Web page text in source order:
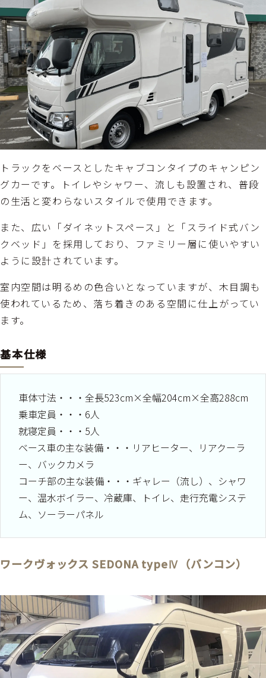
トラックをベースとしたキャブコンタイプのキャンピン
グカーです。トイレやシャワー、流しも設置され、普段
の生活と変わらないスタイルで使用できます。
また、広い「ダイネットスペース」と「スライド式バン
クベッド」を採用しており、ファミリー層に使いやすい
ように設計されています。
室内空間は明るめの色合いとなっていますが、木目調も
使われているため、落ち着きのある空間に仕上がってい
ます。
基本仕様
車体寸法・・・全長523cm×全幅204cm×全高288cm
乗車定員・・・6人
就寝定員・・・5人
ベース車の主な装備・・・リアヒーター、リアクーラ
ー、バックカメラ
コーチ部の主な装備・・・ギャレー（流し）、シャワ
ー、温水ボイラー、冷蔵庫、トイレ、走行充電システ
ム、ソーラーパネル
ワークヴォックス SEDONA typeⅣ（バンコン）